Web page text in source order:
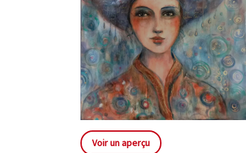
Voir un aperçu